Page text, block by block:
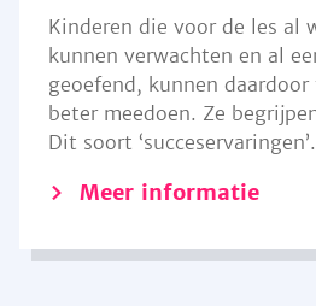
Kinderen die voor de les al
kunnen verwachten en al
geoefend, kunnen daardoor
beter meedoen. Ze
Dit soort
Meer informatie